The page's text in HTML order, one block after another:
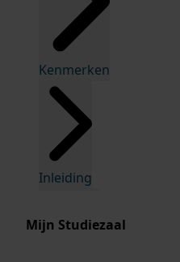
Kenmerken
Inleiding
Mijn Studiezaal